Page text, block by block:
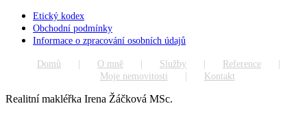
Etický kodex
Obchodní podmínky
Informace o zpracování osobních údajů
Domů O mně Služby
Reference
Moje nemovitosti
Kontakt
Realitní makléřka Irena Žáčková MSc.